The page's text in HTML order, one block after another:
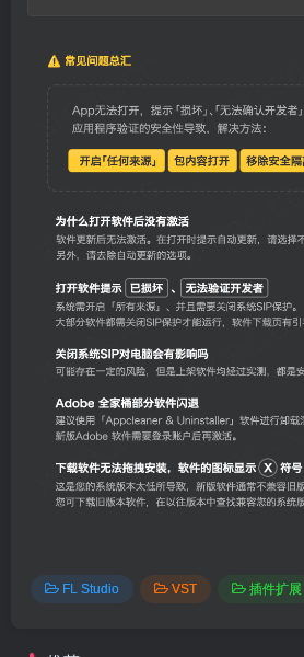
FL Studio VST 插件扩展